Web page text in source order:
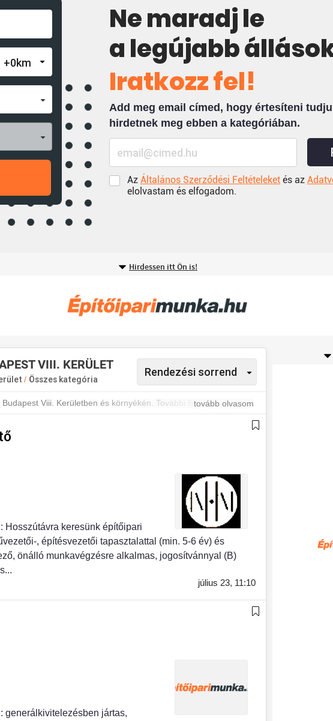
Ne maradj le
a legújabb
Iratkozz fel!
Add meg email címed, hogy értesíteni
hirdetnek meg ebben a kategóriában.
Az Általános Szerződési Feltételeket és az
elolvastam és elfogadom.
Hirdessen itt Ön is!
VIII. KERÜLET
/ Összes kategória
Viii. Kerületben és környékén. További Budapest VIII.
tovább olvasom
Hosszútávra keresünk építőipari
, építésvezetői tapasztalattal (min. 5-6 év) és
önálló munkavégzésre alkalmas, jogosítvánnyal (B)
július 23, 11:10
generálkivitelezésben jártas,